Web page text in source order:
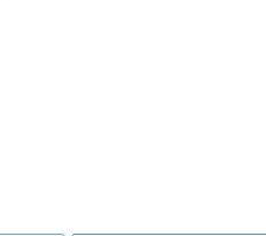
запросах мастеров